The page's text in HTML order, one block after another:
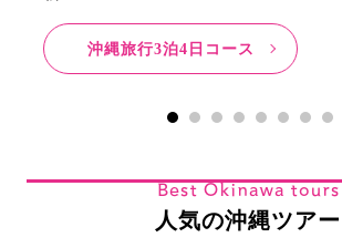
沖縄旅行3泊4日コース
Best Okinawa tours
人気の沖縄ツアー